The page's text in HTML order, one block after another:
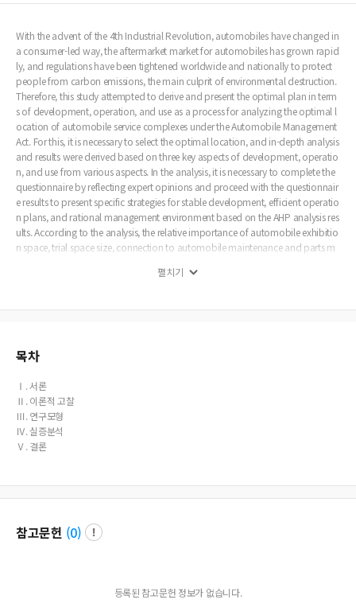
With the advent of the 4th Industrial Revolution, automobiles have changed in
a consumer-led way, the aftermarket market for automobiles has grown rapid
ly, and regulations have been tightened worldwide and nationally to protect
people from carbon emissions, the main culprit of environmental destruction.
Therefore, this study attempted to derive and present the optimal plan in term
s of development, operation, and use as a process for analyzing the optimal l
ocation of automobile service complexes under the Automobile Management
Act. For this, it is necessary to select the optimal location, and in-depth analysis
and results were derived based on three key aspects of development, operatio
n, and use from various aspects. In the analysis, it is necessary to complete the
questionnaire by reflecting expert opinions and proceed with the questionnair
e results to present specific strategies for stable development, efficient operatio
n plans, and rational management environment based on the AHP analysis res
ults. According to the analysis, the relative importance of automobile exhibitio
n space, trial space size, connection to automobile maintenance and parts m
nd ability, and financial soundness were shown.
펼치기
목차
Ⅰ. 서론
Ⅱ. 이론적 고찰
Ⅲ. 연구모형
Ⅳ. 실증분석
Ⅴ. 결론
참고문헌 (0)
등록된 참고문헌 정보가 없습니다.